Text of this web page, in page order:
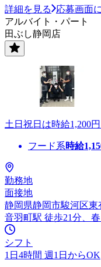
詳細を見る
応募画面
アルバイト・パート
田ぶし静岡店
土日祝日は時給1,200
フード系時給
勤務地
面接地
静岡県静岡市駿河区東
音羽町駅 徒歩21分、
シフト
1日4時間 週1日からOK